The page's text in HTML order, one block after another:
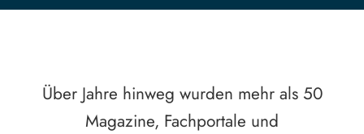
Über Jahre hinweg wurden mehr als 50
Magazine, Fachportale und